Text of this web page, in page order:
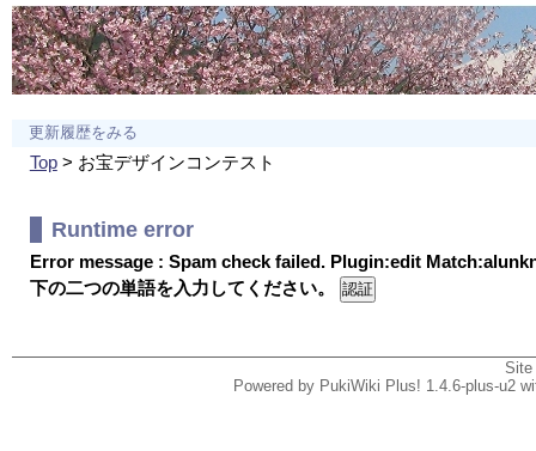
更新履歴をみる
Top> お宝デザインコンテスト
Runtime error
Error message : Spam check failed. Plugin:edit
下の二つの単語を入力してください。
Powered by PukiWiki Plus! 1.4.6-plus-u2